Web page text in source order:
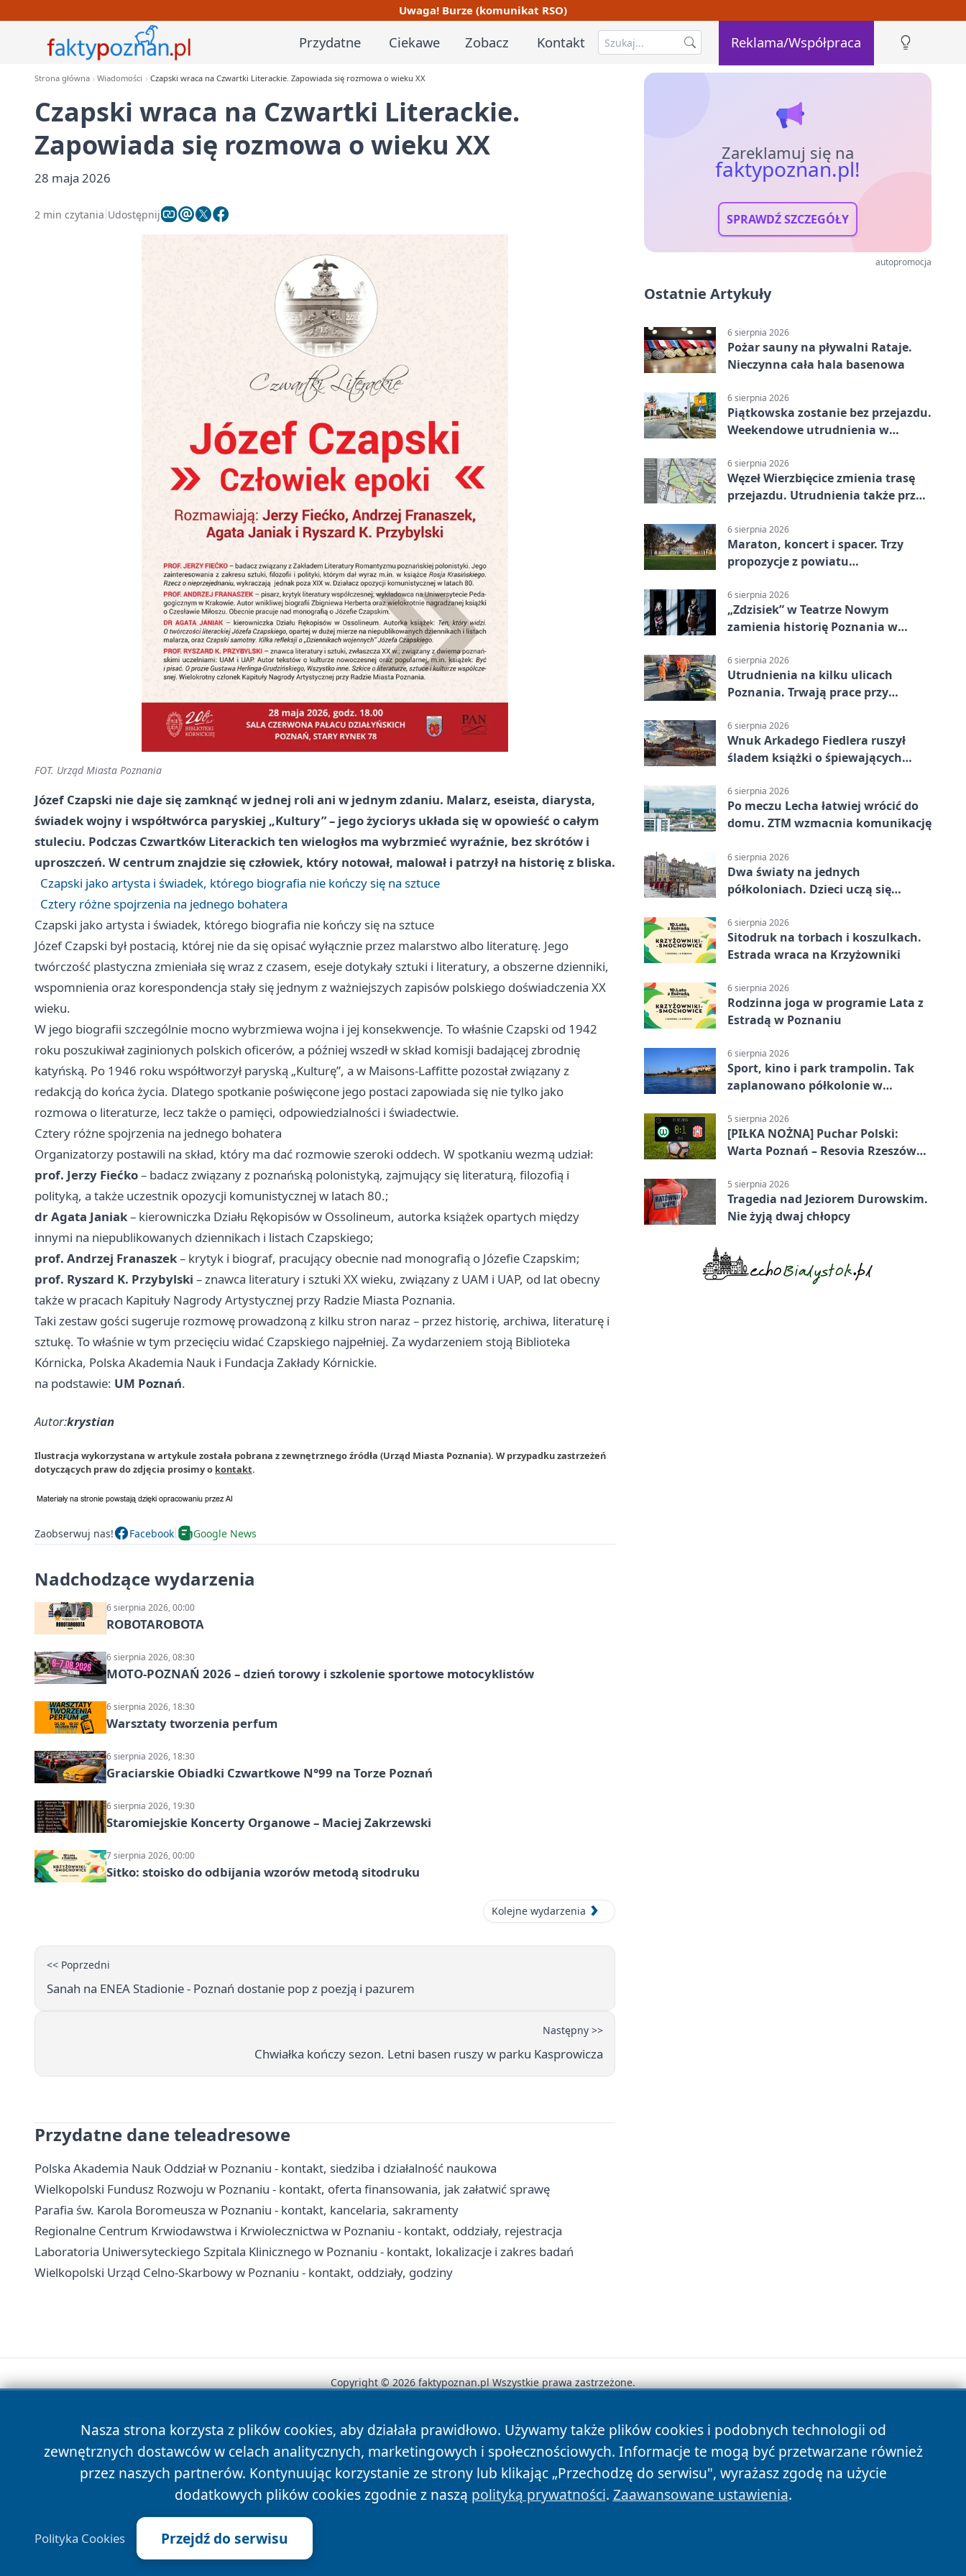
Uwaga! Burze (komunikat RSO)
Przydatne Ciekawe Zobacz Kontakt Reklama/Współpraca
Strona główna Wiadomości Czapski wraca na Czwartki Literackie. Zapowiada się rozmowa o wieku XX
Czapski wraca na Czwartki Literackie.
Zapowiada się rozmowa o wieku XX
28 maja 2026
2 min czytania Udostępnij
FOT. Urząd Miasta Poznania
Józef Czapski nie daje się zamknąć w jednej roli ani w jednym zdaniu. Malarz, eseista, diarysta,
świadek wojny i współtwórca paryskiej „Kultury” – jego życiorys układa się w opowieść o całym
stuleciu. Podczas Czwartków Literackich ten wielogłos ma wybrzmieć wyraźnie, bez skrótów i
uproszczeń. W centrum znajdzie się człowiek, który notował, malował i patrzył na historię z bliska.
Czapski jako artysta i świadek, którego biografia nie kończy się na sztuce
Cztery różne spojrzenia na jednego bohatera
Czapski jako artysta i świadek, którego biografia nie kończy się na sztuce
Józef Czapski był postacią, której nie da się opisać wyłącznie przez malarstwo albo literaturę. Jego
twórczość plastyczna zmieniała się wraz z czasem, eseje dotykały sztuki i literatury, a obszerne dzienniki,
wspomnienia oraz korespondencja stały się jednym z ważniejszych zapisów polskiego doświadczenia XX
wieku.
W jego biografii szczególnie mocno wybrzmiewa wojna i jej konsekwencje. To właśnie Czapski od 1942
roku poszukiwał zaginionych polskich oficerów, a później wszedł w skład komisji badającej zbrodnię
katyńską. Po 1946 roku współtworzył paryską „Kulturę”, a w Maisons-Laffitte pozostał związany z
redakcją do końca życia. Dlatego spotkanie poświęcone jego postaci zapowiada się nie tylko jako
rozmowa o literaturze, lecz także o pamięci, odpowiedzialności i świadectwie.
Cztery różne spojrzenia na jednego bohatera
Organizatorzy postawili na skład, który ma dać rozmowie szeroki oddech. W spotkaniu wezmą udział:
prof. Jerzy Fiećko– badacz związany z poznańską polonistyką, zajmujący się literaturą, filozofią i
polityką, a także uczestnik opozycji komunistycznej w latach 80.;
dr Agata Janiak– kierowniczka Działu Rękopisów w Ossolineum, autorka książek opartych między
innymi na niepublikowanych dziennikach i listach Czapskiego;
prof. Andrzej Franaszek– krytyk i biograf, pracujący obecnie nad monografią o Józefie Czapskim;
prof. Ryszard K. Przybylski – znawca literatury i sztuki XX wieku, związany z UAM i UAP, od lat obecny
także w pracach Kapituły Nagrody Artystycznej przy Radzie Miasta Poznania.
Taki zestaw gości sugeruje rozmowę prowadzoną z kilku stron naraz – przez historię, archiwa, literaturę i
sztukę. To właśnie w tym przecięciu widać Czapskiego najpełniej. Za wydarzeniem stoją Biblioteka
Kórnicka, Polska Akademia Nauk i Fundacja Zakłady Kórnickie.
na podstawie: UM Poznań.
Autor:krystian
Ilustracja wykorzystana w artykule została pobrana z zewnętrznego źródła (Urząd Miasta Poznania). W przypadku zastrzeżeń
dotyczących praw do zdjęcia prosimy o kontakt.
Zaobserwuj nas! Facebook Google News
Nadchodzące wydarzenia
6 sierpnia 2026, 00:00
ROBOTAROBOTA
6 sierpnia 2026, 08:30
MOTO-POZNAŃ 2026 – dzień torowy i szkolenie sportowe motocyklistów
6 sierpnia 2026, 18:30
Warsztaty tworzenia perfum
6 sierpnia 2026, 18:30
Graciarskie Obiadki Czwartkowe N°99 na Torze Poznań
6 sierpnia 2026, 19:30
Staromiejskie Koncerty Organowe – Maciej Zakrzewski
7 sierpnia 2026, 00:00
Sitko: stoisko do odbijania wzorów metodą sitodruku
Kolejne wydarzenia
<< Poprzedni
Sanah na ENEA Stadionie - Poznań dostanie pop z poezją i pazurem
Następny >>
Chwiałka kończy sezon. Letni basen ruszy w parku Kasprowicza
Przydatne dane teleadresowe
Polska Akademia Nauk Oddział w Poznaniu - kontakt, siedziba i działalność naukowa
Wielkopolski Fundusz Rozwoju w Poznaniu - kontakt, oferta finansowania, jak załatwić sprawę
Parafia św. Karola Boromeusza w Poznaniu - kontakt, kancelaria, sakramenty
Regionalne Centrum Krwiodawstwa i Krwiolecznictwa w Poznaniu - kontakt, oddziały, rejestracja
Laboratoria Uniwersyteckiego Szpitala Klinicznego w Poznaniu - kontakt, lokalizacje i zakres badań
Wielkopolski Urząd Celno-Skarbowy w Poznaniu - kontakt, oddziały, godziny
Zareklamuj się na
faktypoznan.pl!
SPRAWDŹ SZCZEGÓŁY
autopromocja
Ostatnie Artykuły
6 sierpnia 2026
Pożar sauny na pływalni Rataje.
Nieczynna cała hala basenowa
6 sierpnia 2026
Piątkowska zostanie bez przejazdu.
Weekendowe utrudnienia w
6 sierpnia 2026
Węzeł Wierzbięcice zmienia trasę
przejazdu. Utrudnienia także przy
6 sierpnia 2026
Maraton, koncert i spacer. Trzy
propozycje z powiatu
6 sierpnia 2026
„Zdzisiek” w Teatrze Nowym
zamienia historię Poznania w
6 sierpnia 2026
Utrudnienia na kilku ulicach
Poznania. Trwają prace przy
6 sierpnia 2026
Wnuk Arkadego Fiedlera ruszył
śladem książki o śpiewających
6 sierpnia 2026
Po meczu Lecha łatwiej wrócić do
domu. ZTM wzmacnia komunikację
6 sierpnia 2026
Dwa światy na jednych
półkoloniach. Dzieci uczą się
6 sierpnia 2026
Sitodruk na torbach i koszulkach.
Estrada wraca na Krzyżowniki
6 sierpnia 2026
Rodzinna joga w programie Lata z
Estradą w Poznaniu
6 sierpnia 2026
Sport, kino i park trampolin. Tak
zaplanowano półkolonie w
5 sierpnia 2026
[PIŁKA NOŻNA] Puchar Polski:
Warta Poznań – Resovia Rzeszów
gospodarzy
5 sierpnia 2026
Tragedia nad Jeziorem Durowskim.
Nie żyją dwaj chłopcy
Nasza strona korzysta z plików cookies, aby działała prawidłowo. Używamy także plików cookies i podobnych technologii od
zewnętrznych dostawców w celach analitycznych, marketingowych i społecznościowych. Informacje te mogą być przetwarzane również
przez naszych partnerów. Kontynuując korzystanie ze strony lub klikając „Przechodzę do serwisu", wyrażasz zgodę na użycie
dodatkowych plików cookies zgodnie z naszą polityką prywatności. Zaawansowane ustawienia.
Polityka Cookies Przejdź do serwisu
Copyright © 2026 faktypoznan.pl Wszystkie prawa zastrzeżone.
News Autorzy Polityka Prywatności Polityka Cookies